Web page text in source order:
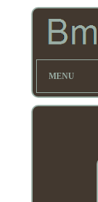
MENU